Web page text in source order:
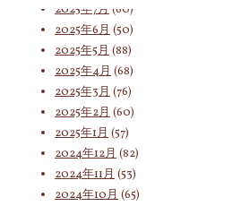
対
2025年7月 (60)
2025年6月 (50)
2025年5月 (88)
2025年4月 (68)
2025年3月 (76)
2025年2月 (60)
2025年1月 (57)
2024年12月 (82)
2024年11月 (53)
2024年10月 (65)